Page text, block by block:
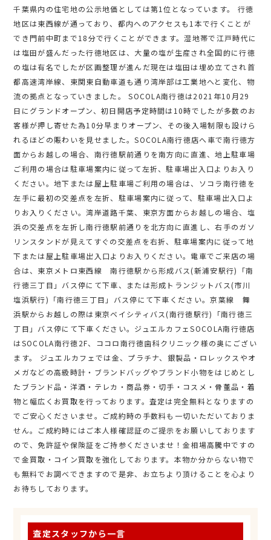
千葉県内の住宅地の公示地価としては第1位となっています。 行徳
地区は東西線が通っており、都内へのアクセスも1本で行くことが
でき門前中町まで18分で行くことができます。湿地帯で江戸時代に
は塩田が盛んだった行徳地区は、大量の塩が生産され全国的に行徳
の塩は有名でしたが区画整理が進んだ現在は塩田は埋め立てされ首
都高速湾岸線、東関東自動車道も通り湾岸部は工業地へと変化、物
流の拠点となっていきました。 SOCOLA南行徳は2021年10月29
日にグランドオープン、初日開店予定時間は10時でしたが多数のお
客様が押し寄せた為10分早まりオープン、その後入場制限も設けら
れるほどの賑わいを見せました。SOCOLA南行徳店へ車で南行徳方
面からお越しの場合、南行徳駅前通りを南方向に直進、地上駐車場
ご利用の場合は駐車場案内に従って左折、駐車場出入口よりお入り
ください。地下または屋上駐車場ご利用の場合は、ソコラ南行徳を
左手に最初の交差点を左折、駐車場案内に従って、駐車場出入口よ
りお入りください。湾岸道路千葉、東京方面からお越しの場合、塩
浜の交差点を左折し南行徳駅前通りを北方向に直進し、右手のガソ
リンスタンドが見えてすぐの交差点を右折、駐車場案内に従って地
下または屋上駐車場出入口よりお入りください。電車でご来店の場
合は、東京メトロ東西線 南行徳駅から形成バス(新浦安駅行)「南
行徳三丁目」バス停にて下車、または形成トランジットバス(市川
塩浜駅行)「南行徳三丁目」バス停にて下車ください。京葉線 舞
浜駅からお越しの際は東京ベイシティバス(南行徳駅行)「南行徳三
丁目」バス停にて下車ください。ジュエルカフェSOCOLA南行徳店
はSOCOLA南行徳2F、ココロ南行徳歯科クリニック様の奥にござい
ます。 ジュエルカフェでは金、プラチナ、銀製品・ロレックスやオ
メガなどの高級時計・ブランドバッグやブランド小物をはじめとし
たブランド品・洋酒・テレカ・商品券・切手・コスメ・骨董品・着
物と幅広くお買取を行っております。査定は完全無料となりますの
でご安心くださいませ。ご成約時の手数料も一切いただいておりま
せん。ご成約時にはご本人様確認証のご提示をお願いしております
ので、免許証や保険証をご持参くださいませ！金相場高騰中ですの
で金買取・コイン買取を強化しております。本物か分からない物で
も無料でお調べできますので是非、お立ちより頂けることを心より
お待ちしております。
査定スタッフから一言